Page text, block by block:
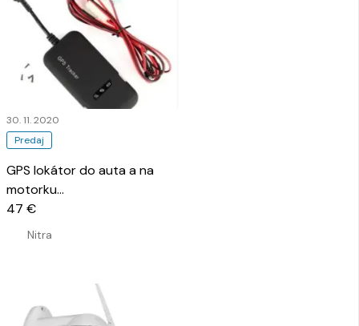
Predaj
30. 11. 2020
GPS lokátor do auta a na
motorku…
Nitra
47 €